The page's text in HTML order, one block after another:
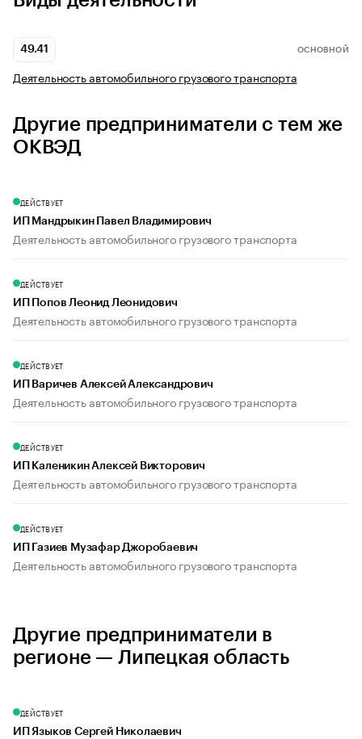
49.41 ОСНОВНОЙ
Деятельность автомобильного грузового транспорта
Другие предприниматели с тем же
ОКВЭД
ДЕЙСТВУЕТ
ИП Мандрыкин Павел Владимирович
Деятельность автомобильного грузового транспорта
ДЕЙСТВУЕТ
ИП Попов Леонид Леонидович
Деятельность автомобильного грузового транспорта
ДЕЙСТВУЕТ
ИП Варичев Алексей Александрович
Деятельность автомобильного грузового транспорта
ДЕЙСТВУЕТ
ИП Каленикин Алексей Викторович
Деятельность автомобильного грузового транспорта
ДЕЙСТВУЕТ
ИП Газиев Музафар Джоробаевич
Деятельность автомобильного грузового транспорта
Другие предприниматели в
регионе — Липецкая область
ДЕЙСТВУЕТ
ИП Языков Сергей Николаевич